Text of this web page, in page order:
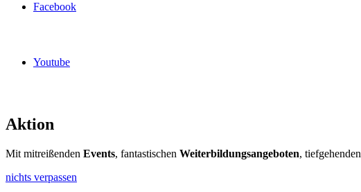
Facebook
Youtube
Aktion
Mit mitreißenden Events, fantastischen Weiterbildungsangeboten, tiefgehenden
nichts verpassen